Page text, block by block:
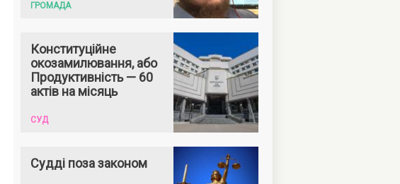
ГРОМАДА
Конституційне
окозамилювання, або
Продуктивність — 60
актів на місяць
СУД
Судді поза законом